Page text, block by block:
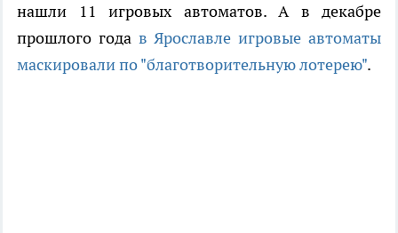
нашли 11 игровых автоматов. А в декабре
прошлого года в Ярославле игровые автоматы
маскировали по "благотворительную лотерею".